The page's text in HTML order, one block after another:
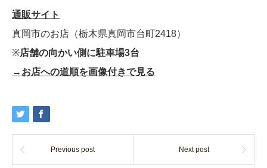
通販サイト
真岡市のお店（栃木県真岡市台町2418）
※店舗の向かい側に駐車場3台
→お店への道順を画像付きで見る
Previous post Next post